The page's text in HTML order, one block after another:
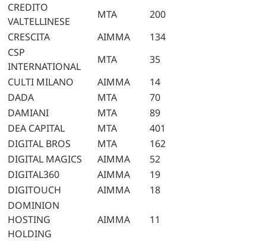
CREDITO
VALTELLINESE
MTA
200
CRESCITA
AIMMA
134
CSP
INTERNATIONAL
MTA
35
CULTI MILANO
AIMMA
14
DADA
MTA
70
DAMIANI
MTA
89
DEA CAPITAL
MTA
401
DIGITAL BROS
MTA
162
DIGITAL MAGICS
AIMMA
52
DIGITAL360
AIMMA
19
DIGITOUCH
AIMMA
18
DOMINION
HOSTING
HOLDING
AIMMA 11